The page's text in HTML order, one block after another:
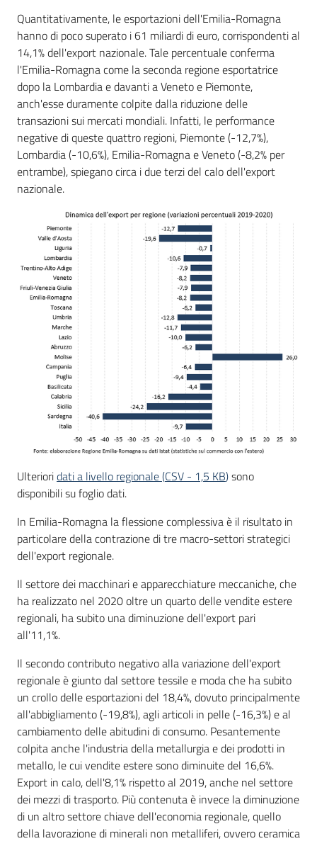
Quantitativamente, le esportazioni dell'Emilia-Romagna
hanno di poco superato i 61 miliardi di euro, corrispondenti al
14,1% dell'export nazionale. Tale percentuale conferma
l'Emilia-Romagna come la seconda regione esportatrice
dopo la Lombardia e davanti a Veneto e Piemonte,
anch'esse duramente colpite dalla riduzione delle
transazioni sui mercati mondiali. Infatti, le performance
negative di queste quattro regioni, Piemonte (-12,7%),
Lombardia (-10,6%), Emilia-Romagna e Veneto (-8,2% per
entrambe), spiegano circa i due terzi del calo dell'export
nazionale.
Ulterioridati a livello regionale(CSV - 1,5 KB)sono
disponibili su foglio dati.
In Emilia-Romagna la flessione complessiva è il risultato in
particolare della contrazione di tre macro-settori strategici
dell'export regionale.
Il settore dei macchinari e apparecchiature meccaniche, che
ha realizzato nel 2020 oltre un quarto delle vendite estere
regionali, ha subito una diminuzione dell'export pari
all'11,1%.
Il secondo contributo negativo alla variazione dell'export
regionale è giunto dal settore tessile e moda che ha subito
un crollo delle esportazioni del 18,4%, dovuto principalmente
all'abbigliamento (-19,8%), agli articoli in pelle (-16,3%) e al
cambiamento delle abitudini di consumo. Pesantemente
colpita anche l'industria della metallurgia e dei prodotti in
metallo, le cui vendite estere sono diminuite del 16,6%.
Export in calo, dell'8,1% rispetto al 2019, anche nel settore
dei mezzi di trasporto. Più contenuta è invece la diminuzione
di un altro settore chiave dell'economia regionale, quello
della lavorazione di minerali non metalliferi, ovvero ceramica